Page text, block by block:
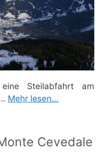
Steilabfahrt am
Mehr lesen…
Cevedale